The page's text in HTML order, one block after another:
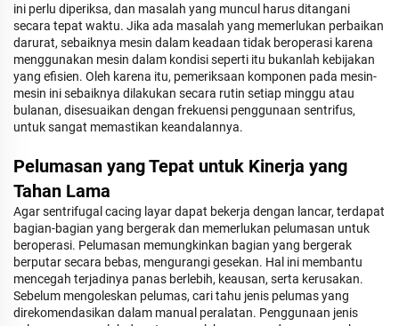
ini perlu diperiksa, dan masalah yang muncul harus ditangani
secara tepat waktu. Jika ada masalah yang memerlukan perbaikan
darurat, sebaiknya mesin dalam keadaan tidak beroperasi karena
menggunakan mesin dalam kondisi seperti itu bukanlah kebijakan
yang efisien. Oleh karena itu, pemeriksaan komponen pada mesin-
mesin ini sebaiknya dilakukan secara rutin setiap minggu atau
bulanan, disesuaikan dengan frekuensi penggunaan sentrifus,
untuk sangat memastikan keandalannya.
Pelumasan yang Tepat untuk Kinerja yang
Tahan Lama
Agar sentrifugal cacing layar dapat bekerja dengan lancar, terdapat
bagian-bagian yang bergerak dan memerlukan pelumasan untuk
beroperasi. Pelumasan memungkinkan bagian yang bergerak
berputar secara bebas, mengurangi gesekan. Hal ini membantu
mencegah terjadinya panas berlebih, keausan, serta kerusakan.
Sebelum mengoleskan pelumas, cari tahu jenis pelumas yang
direkomendasikan dalam manual peralatan. Penggunaan jenis